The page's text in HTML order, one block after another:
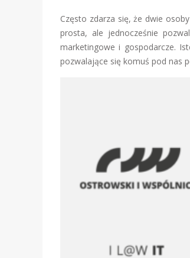
Często zdarza się, że dwie
prosta, ale jednocześnie
marketingowe i gospodarcze.
pozwalające się komuś pod nas